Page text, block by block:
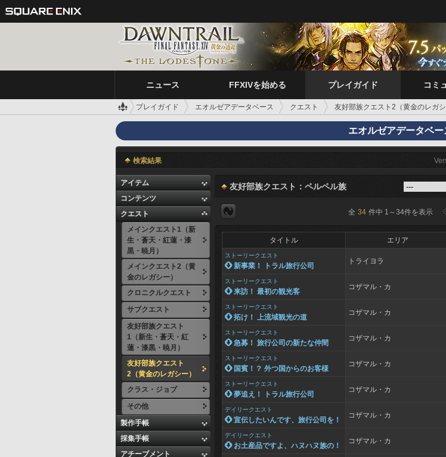
ニュース FFXIVを始める プレイガイド コミ
プレイガイド エオルゼアデータベース クエスト 友好部族クエスト2（黄金のレガシ
エオルゼアデータベー
検索結果
アイテム
コンテンツ
クエスト
メインクエスト1（新
生・蒼天・紅蓮・漆
黒・暁月）
メインクエスト2（黄
金のレガシー）
クロニクルクエスト
サブクエスト
友好部族クエスト
1（新生・蒼天・紅
蓮・漆黒・暁月）
友好部族クエスト
2（黄金のレガシー）
クラス・ジョブ
その他
製作手帳
採集手帳
アチーブメント
友好部族クエスト：ペルペル族
全 34 件中 1 ～34件を表示
タイトル エリア
ストーリークエスト
 新事業！ トラル旅行公司
トライヨラ
ストーリークエスト
 来訪！ 最初の観光客
コザマル・カ
ストーリークエスト
 拓け！ 上流域観光の道
コザマル・カ
ストーリークエスト
 急募！ 旅行公司の新たな仲間
コザマル・カ
ストーリークエスト
 国賓！？ 外つ国からのお客様
コザマル・カ
ストーリークエスト
 夢追え！ トラル旅行公司
コザマル・カ
デイリークエスト
 宣伝したいんです、旅行公司を！
コザマル・カ
デイリークエスト
 お土産品ですよ、ハヌハヌ族の！
コザマル・カ